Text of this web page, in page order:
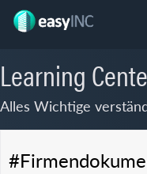
Learning
Alles Wichtige